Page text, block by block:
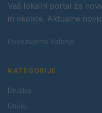
Vaš lokalni portal za
in okolice. Aktualne
Povezujemo Velenje.
KATEGORIJE
Družba
Utrinki